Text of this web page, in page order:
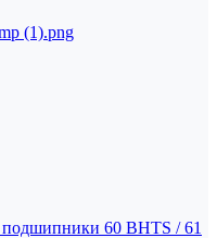
60 BHTS / 61